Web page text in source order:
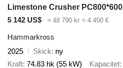
Limestone Crusher PC800*600
5 142 US$
≈ 48 790 kr ≈ 4 450 €
Hammarkross
2025
Skick ny
Kraft 74.83 hk (55 kW) Kapacitet